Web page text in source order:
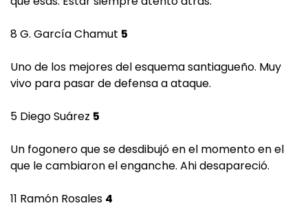
8 G. García Chamut 5
Uno de los mejores del esquema santiagueño. Muy
vivo para pasar de defensa a ataque.
5 Diego Suárez 5
Un fogonero que se desdibujó en el momento en el
que le cambiaron el enganche. Ahi desapareció.
11 Ramón Rosales 4